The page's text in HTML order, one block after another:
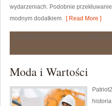
wydarzeniach. Podobnie
modnym dodatkiem. [ Read More ]
Moda i Wartości